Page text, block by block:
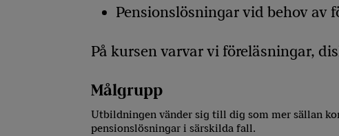
Pensionslösningar vid behov av
På kursen varvar vi föreläsningar,
Målgrupp
Utbildningen vänder sig till dig som mer sällan
pensionslösningar i särskilda fall.